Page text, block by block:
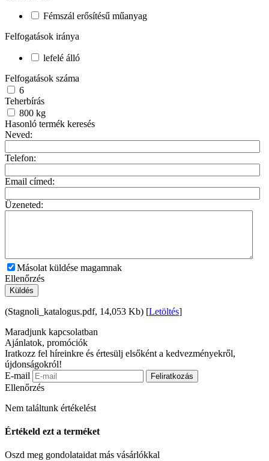
Fémszál erősítésű műanyag
Felfogatások iránya
lefelé álló
Felfogatások száma
6
Teherbírás
800 kg
Hasonló termék keresés
Neved:
Telefon:
Email címed:
Üzeneted:
Másolat küldése magamnak
Ellenőrzés
Küldés
(Stagnoli_katalogus.pdf, 14,053 Kb) [Letöltés]
Maradjunk kapcsolatban
Ajánlatok, promóciók
Iratkozz fel híreinkre és értesülj elsőként a kedvezményekről,
újdonságokról!
E-mail
Feliratkozás
Ellenőrzés
Nem találtunk értékelést
Értékeld ezt a terméket
Oszd meg gondolataidat más vásárlókkal